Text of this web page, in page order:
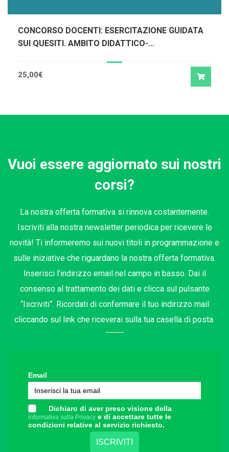
CONCORSO DOCENTI: ESERCITAZIONE GUIDATA
SUI QUESITI. AMBITO DIDATTICO-
25,00€
Vuoi essere aggiornato sui nostri
corsi?
La nostra offerta formativa si rinnova costantemente.
Iscriviti alla nostra newsletter periodica per ricevere le
novità! Ti informeremo sui nuovi titoli in programmazione e
sulle iniziative che riguardano la nostra offerta formativa.
Inserisci l’indirizzo email nel campo in basso. Dai il
consenso al trattamento dei dati e clicca sul pulsante
“Iscriviti”. Ricordati di confermare il tuo indirizzo mail
cliccando sul link che riceverai sulla tua casella di posta.
Email
Dichiaro di aver preso visione della
informativa sulla Privacy e di accettare tutte le
condizioni relative al servizio richiesto.